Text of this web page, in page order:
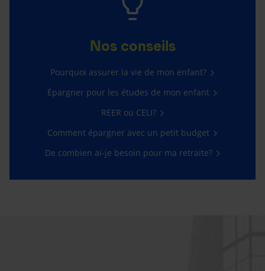
Nos conseils
Pourquoi assurer la vie de mon enfant?
Épargner pour les études de mon enfant
REER ou CELI?
Comment épargner avec un petit budget
De combien ai-je besoin pour ma retraite?